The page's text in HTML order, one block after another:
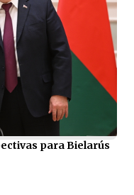
para Bielarús